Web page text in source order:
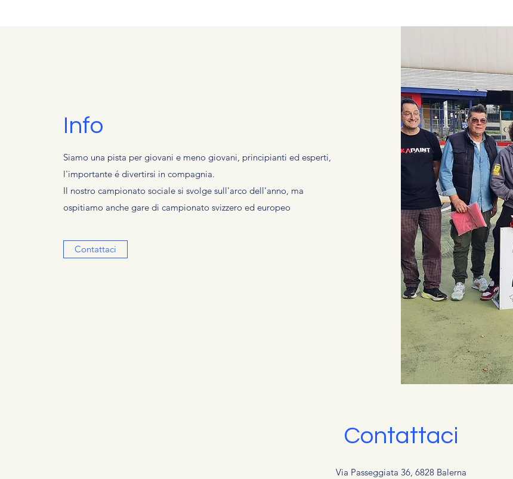
Info
Siamo una pista per giovani e meno giovani, principianti ed esperti,
l'importante é divertirsi in compagnia.
Il nostro campionato sociale si svolge sull'arco dell'anno, ma
ospitiamo anche gare di campionato svizzero ed europeo
Contattaci
Contattaci
Via Passeggiata 36, 6828 Balerna